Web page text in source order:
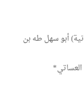
أبو سهل طه بن
العساتي*